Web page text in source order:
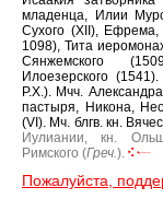
младенца, Илии
Сухого (XII), Ефрема,
1098), Тита
Сянжемского
Илоезерского (1541).
Р.Х.). Мчч.
пастыря, Никона,
(VI). Мч. блгв. кн.
Иулиании, кн.
Римского (Греч.).
Пожалуйста,